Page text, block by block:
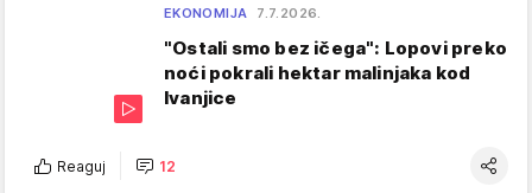
EKONOMIJA 7.7.2026.
"Ostali smo bez ičega": Lopovi preko
noći pokrali hektar malinjaka kod
Ivanjice
Reaguj 12